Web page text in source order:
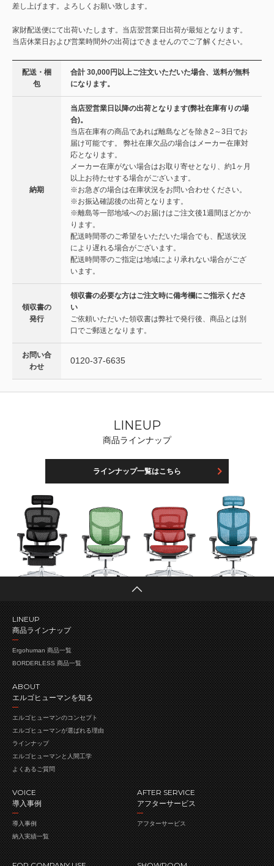
差し上げます。よろしくお願い致します。
家財配送便にて出荷いたします。当店翌営業日出荷が最短となります。
当店休業日および営業時間外の出荷はできませんのでご了解ください。
配送・梱
包
合計 30,000円以上ご注文いただいた場合、送料が無料
になります。
納期
当店翌営業日以降の出荷となります(弊社在庫有りの場
合)。
当店在庫有の商品であれば離島などを除き2～3日でお
届け可能です。 弊社在庫欠品の場合はメーカー在庫対
応となります。
メーカー在庫がない場合はお取り寄せとなり、約1ヶ月
以上お待たせする場合がございます。
※お急ぎの場合は在庫状況をお問い合わせください。
※お振込確認後の出荷となります。
※離島等一部地域へのお届けはご注文後1週間ほどかか
ります。
配送時間帯のご希望をいただいた場合でも、配送状況
により遅れる場合がございます。
配送時間帯のご指定は地域により承れない場合がござ
います。
領収書の
発行
領収書の必要な方はご注文時に備考欄にご指示くださ
い
ご依頼いただいた領収書は弊社で発行後、商品とは別
口でご郵送となります。
お問い合
わせ
0120-37-6635
LINEUP
商品ラインナップ
ラインナップ一覧はこちら
LINEUP
商品ラインナップ
Ergohuman 商品一覧
BORDERLESS 商品一覧
ABOUT
エルゴヒューマンを知る
エルゴヒューマンのコンセプト
エルゴヒューマンが選ばれる理由
ラインナップ
エルゴヒューマンと人間工学
よくあるご質問
VOICE
導入事例
導入事例
納入実績一覧
AFTER SERVICE
アフターサービス
アフターサービス